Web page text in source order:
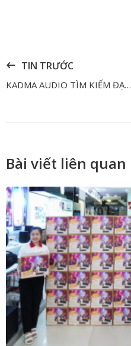
TIN TRƯỚC
KADMA AUDIO TÌM KIẾM ĐẠI LÝ ÂM THANH TRÊN TOÀN QUỐC - KINH DOANH LOA KARAOKE DI ĐỘNG, DÀN ÂM THANH GIA ĐÌNH
Bài viết liên quan